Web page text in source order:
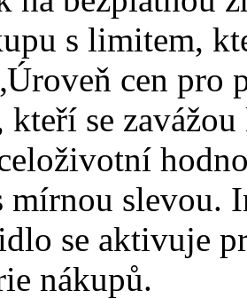
s limitem,
cen pro
kteří se
mírnou slevou.
se aktivuje
nákupů.